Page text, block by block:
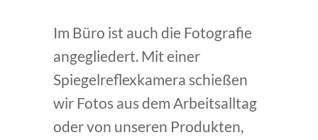
Im Büro ist auch die Fotografie
angegliedert. Mit einer
Spiegelreflexkamera schießen
wir Fotos aus dem Arbeitsalltag
oder von unseren Produkten,